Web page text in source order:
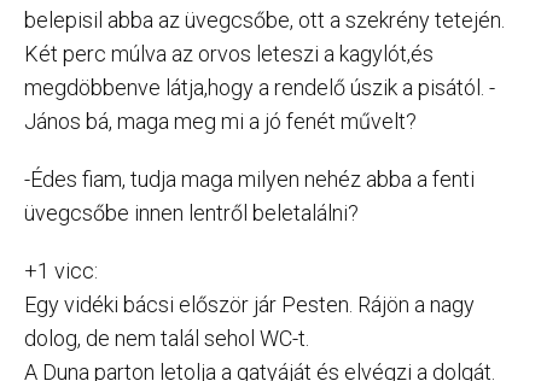
belepisil abba az üvegcsőbe, ott a szekrény tetején.
Két perc múlva az orvos leteszi a kagylót,és
megdöbbenve látja,hogy a rendelő úszik a pisától. -
János bá, maga meg mi a jó fenét művelt?
-Édes fiam, tudja maga milyen nehéz abba a fenti
üvegcsőbe innen lentről beletalálni?
+1 vicc:
Egy vidéki bácsi először jár Pesten. Rájön a nagy
dolog, de nem talál sehol WC-t.
A Duna parton letolja a gatyáját és elvégzi a dolgát.